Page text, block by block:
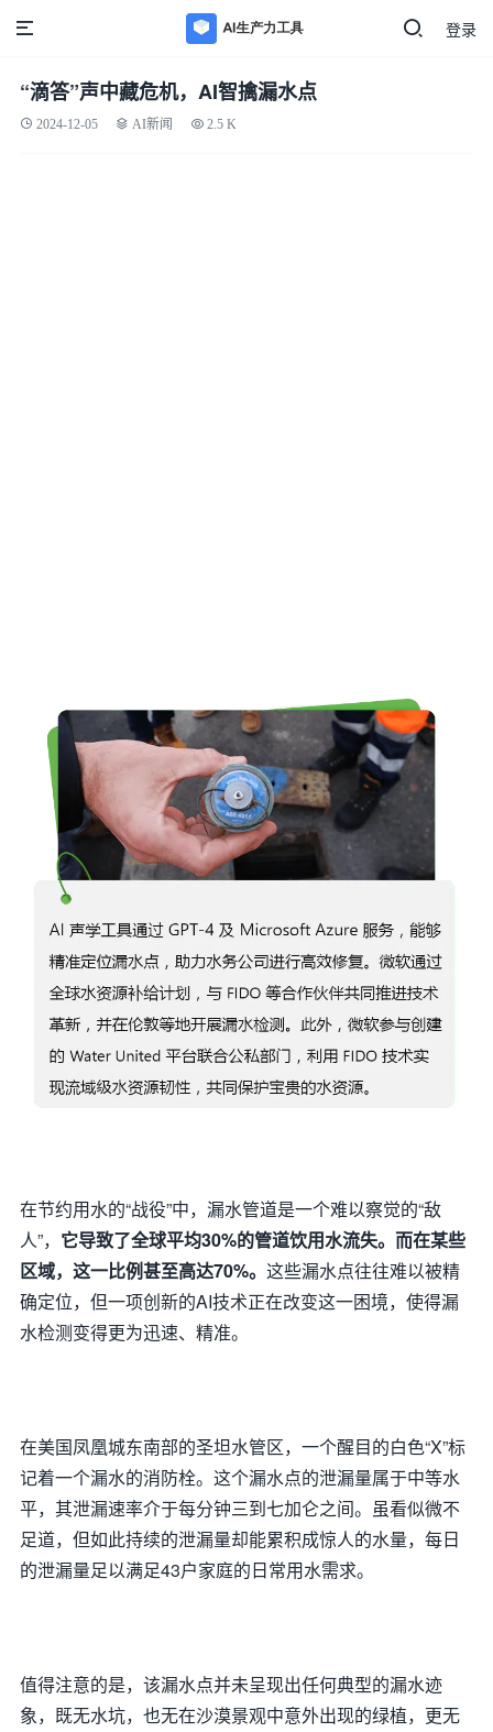
登录
“滴答”声中藏危机，AI智擒漏水点
2024-12-05 AI新闻 2.5 K
在节约用水的“战役”中，漏水管道是一个难以察觉的“敌
人”， 它导致了全球平均30%的管道饮用水流失。 而在某些
区域，这一比例甚至高达70%。 这些漏水点往往难以被精
确定位，但一项创新的AI技术正在改变这一困境，使得漏
水检测变得更为迅速、精准。
在美国凤凰城东南部的圣坦水管区，一个醒目的白色“X”标
记着一个漏水的消防栓。这个漏水点的泄漏量属于中等水
平，其泄漏速率介于每分钟三到七加仑之间。虽看似微不
足道，但如此持续的泄漏量却能累积成惊人的水量，每日
的泄漏量足以满足43户家庭的日常用水需求。
值得注意的是，该漏水点并未呈现出任何典型的漏水迹
象，既无水坑，也无在沙漠景观中意外出现的绿植，更无